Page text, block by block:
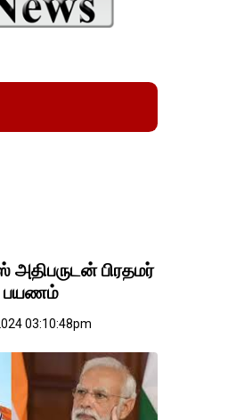
அதிபருடன் பிரதமர்
பயணம்
03:10:48pm